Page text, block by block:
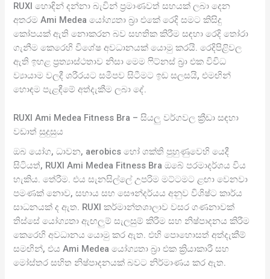
RUXI හොඳින් දන්නා බැවින් ප්‍රමාණවත් සහයක් ලබා දෙන
අතරම Ami Medea යෝග්‍යතා බ්‍රා එකේ රෙදි සමට කිසිදු
කෝපයක් ඇති නොකරන බව සහතික කිරීම සඳහා රෙදි තෝරා
ගැනීම කෙරෙහි විශේෂ අවධානයක් යොමු කරයි. රෙදිපිළිවල
ඇති ඉහළ ප්‍රත්‍යාස්ථතාව නිසා මෙම ෆිට්නස් බ්‍රා එක විවිධ
ව්‍යායාම වලදී ශරීරයට සමීපව සිටීමට ඉඩ සලසයි, එමඟින්
හොඳම පැළඳීමේ අත්දැකීම ලබා දේ.
RUXI Ami Medea Fitness Bra – සියලු වර්ගවල ක්‍රීඩා සඳහා
වඩාත් සුදුසුය
ඔබ යෝග, ධාවන, aerobics හෝ ශක්ති පුහුණුවෙහි යෙදී
සිටියත්, RUXI Ami Medea Fitness Bra ඔබේ පරමාදර්ශය විය
හැකිය. තේරීම. එය සැනසිල්ලේ උපරිම මට්ටමට ළඟා වෙනවා
පමණක් නොව, සහාය සහ සෞන්දර්යය අනුව විශිෂ්ට කාර්ය
සාධනයක් ද ඇත. RUXI කර්මාන්තශාලාව වසර ගණනාවක්
තිස්සේ යෝග්‍යතා ඇඟලුම් සැලසුම් කිරීම සහ නිෂ්පාදනය කිරීම
කෙරෙහි අවධානය යොමු කර ඇත. එහි පොහොසත් අත්දැකීම්
සමඟින්, එය Ami Medea යෝග්‍යතා බ්‍රා එක ක්‍රියාකාරී සහ
මෝස්තර සහිත නිෂ්පාදනයක් බවට නිර්මාණය කර ඇත.